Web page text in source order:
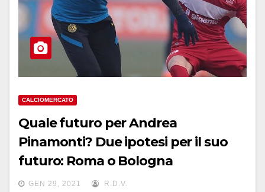
CALCIOMERCATO
Quale futuro per Andrea
Pinamonti? Due ipotesi per il suo
futuro: Roma o Bologna
GEN 29, 2021 R.D.V.